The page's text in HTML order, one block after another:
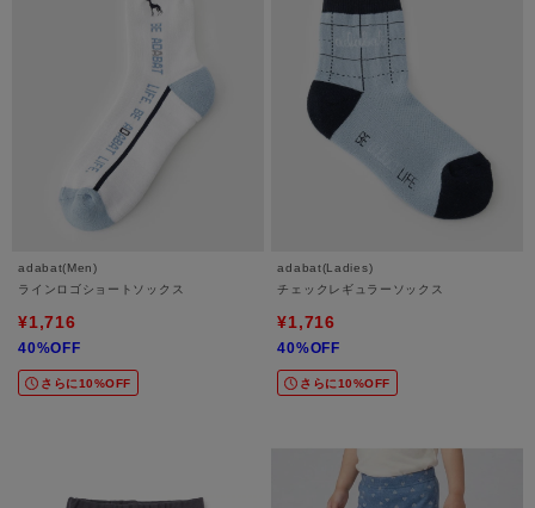
adabat(Men)
ラインロゴショートソックス
¥1,716
40%OFF
さらに10%OFF
adabat(Ladies)
チェックレギュラーソックス
¥1,716
40%OFF
さらに10%OFF